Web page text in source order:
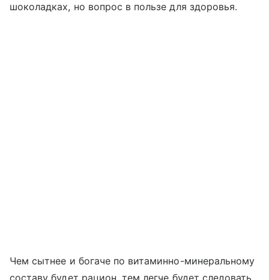
шоколадках, но вопрос в пользе для здоровья.
Чем сытнее и богаче по витаминно-минеральному
составу будет рацион, тем легче будет следовать